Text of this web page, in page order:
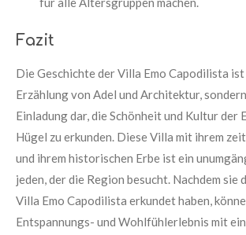
Fazit
Die Geschichte der Villa Emo Capodilista
Erzählung von Adel und Architektur,
Einladung dar, die Schönheit und Kultur der
Hügel zu erkunden. Diese Villa mit ihrem
und ihrem historischen Erbe ist ein
jeden, der die Region besucht. Nachdem sie
Villa Emo Capodilista erkundet haben,
Entspannungs- und Wohlfühlerlebnis mit